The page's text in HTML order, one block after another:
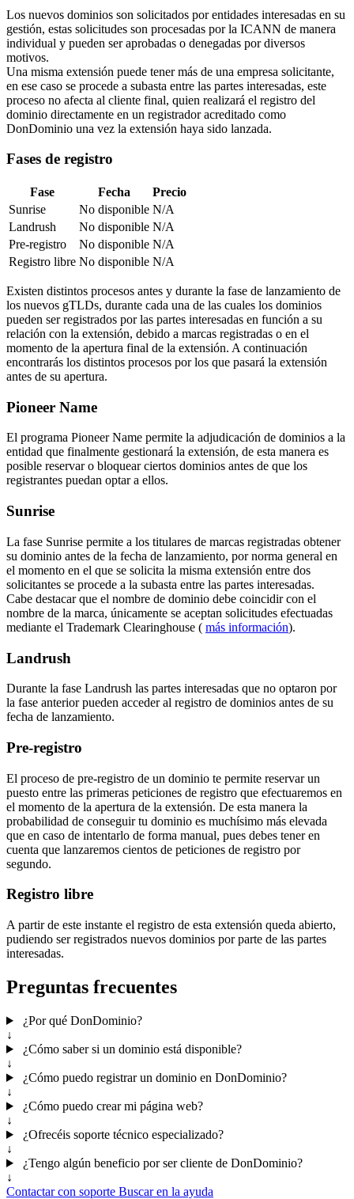
Los nuevos dominios son solicitados por entidades interesadas en su
gestión, estas solicitudes son procesadas por la ICANN de manera
individual y pueden ser aprobadas o denegadas por diversos
motivos.
Una misma extensión puede tener más de una empresa solicitante,
en ese caso se procede a subasta entre las partes interesadas, este
proceso no afecta al cliente final, quien realizará el registro del
dominio directamente en un registrador acreditado como
DonDominio una vez la extensión haya sido lanzada.
Fases de registro
Fase Fecha
Precio
Sunrise
No disponible N/A
Landrush
No disponible N/A
Pre-registro
No disponible N/A
Registro libre No disponible N/A
Existen distintos procesos antes y durante la fase de lanzamiento de
los nuevos gTLDs, durante cada una de las cuales los dominios
pueden ser registrados por las partes interesadas en función a su
relación con la extensión, debido a marcas registradas o en el
momento de la apertura final de la extensión. A continuación
encontrarás los distintos procesos por los que pasará la extensión
antes de su apertura.
Pioneer Name
El programa Pioneer Name permite la adjudicación de dominios a la
entidad que finalmente gestionará la extensión, de esta manera es
posible reservar o bloquear ciertos dominios antes de que los
registrantes puedan optar a ellos.
Sunrise
La fase Sunrise permite a los titulares de marcas registradas obtener
su dominio antes de la fecha de lanzamiento, por norma general en
el momento en el que se solicita la misma extensión entre dos
solicitantes se procede a la subasta entre las partes interesadas.
Cabe destacar que el nombre de dominio debe coincidir con el
nombre de la marca, únicamente se aceptan solicitudes efectuadas
mediante el Trademark Clearinghouse ( más información).
Landrush
Durante la fase Landrush las partes interesadas que no optaron por
la fase anterior pueden acceder al registro de dominios antes de su
fecha de lanzamiento.
Pre-registro
El proceso de pre-registro de un dominio te permite reservar un
puesto entre las primeras peticiones de registro que efectuaremos en
el momento de la apertura de la extensión. De esta manera la
probabilidad de conseguir tu dominio es muchísimo más elevada
que en caso de intentarlo de forma manual, pues debes tener en
cuenta que lanzaremos cientos de peticiones de registro por
segundo.
Registro libre
A partir de este instante el registro de esta extensión queda abierto,
pudiendo ser registrados nuevos dominios por parte de las partes
interesadas.
Preguntas frecuentes
¿Por qué DonDominio?
↓
¿Cómo saber si un dominio está disponible?
↓
¿Cómo puedo registrar un dominio en DonDominio?
↓
¿Cómo puedo crear mi página web?
↓
¿Ofrecéis soporte técnico especializado?
↓
¿Tengo algún beneficio por ser cliente de DonDominio?
↓
Contactar con soporte Buscar en la ayuda